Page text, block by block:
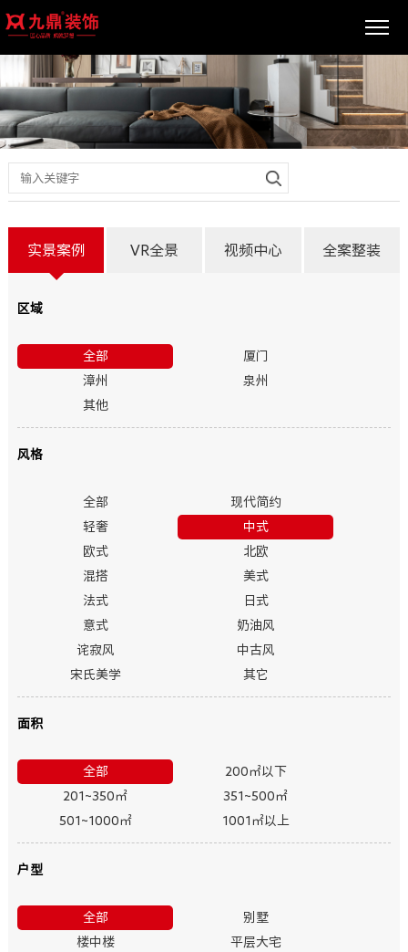
实景案例 VR全景 视频中心 全案整装
区域
全部
厦门
漳州
泉州
其他
风格
全部
现代简约
轻奢
中式
欧式
北欧
混搭
美式
法式
日式
意式
奶油风
诧寂风
中古风
宋氏美学
其它
面积
全部
200㎡以下
201~350㎡
351~500㎡
501~1000㎡
1001㎡以上
户型
全部
别墅
楼中楼
平层大宅